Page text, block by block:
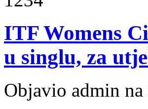
ITF Womens
u singlu, za
Objavio admin